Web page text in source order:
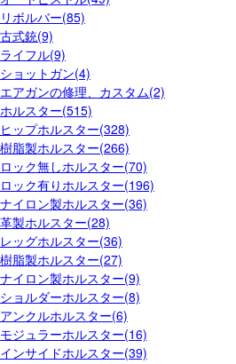
リボルバー(85)
古式銃(9)
ライフル(9)
ショットガン(4)
エアガンの修理、カスタム(2)
ホルスター(515)
ヒップホルスター(328)
樹脂製ホルスター(266)
ロック無しホルスター(70)
ロック有りホルスター(196)
ナイロン製ホルスター(36)
革製ホルスター(28)
レッグホルスター(36)
樹脂製ホルスター(27)
ナイロン製ホルスター(9)
ショルダーホルスター(8)
アンクルホルスター(6)
モジュラーホルスター(16)
インサイドホルスター(39)